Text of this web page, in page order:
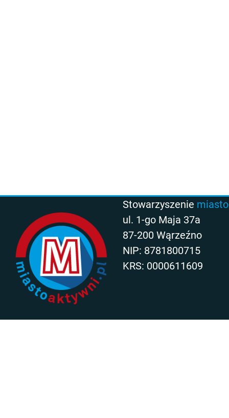
Stowarzyszenie miasto
ul. 1-go Maja 37a
87-200 Wąrzeźno
NIP: 8781800715
KRS: 0000611609